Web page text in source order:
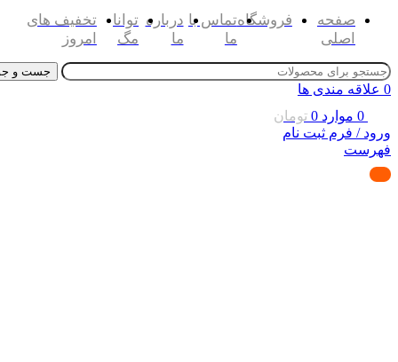
صفحه
اصلی
فروشگاهتماس با
ما
درباره
ما
توانا
مگ
تخفیف های
امروز
جست و
0 علاقه مندی ها
0 موارد 0 تومان
ورود / فرم ثبت نام
فهرست